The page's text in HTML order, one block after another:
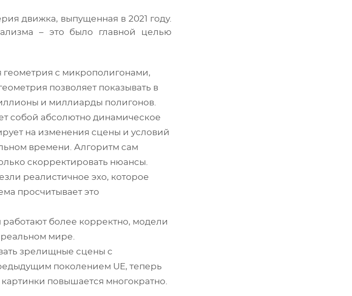
движка, выпущенная в 2021 году.
– это было главной целью
геометрия с микрополигонами,
позволяет показывать в
и миллиарды полигонов.
собой абсолютно динамическое
на изменения сцены и условий
времени. Алгоритм сам
скорректировать нюансы.
реалистичное эхо, которое
просчитывает это
более корректно, модели
мире.
зрелищные сцены с
поколением UE, теперь
повышается многократно.